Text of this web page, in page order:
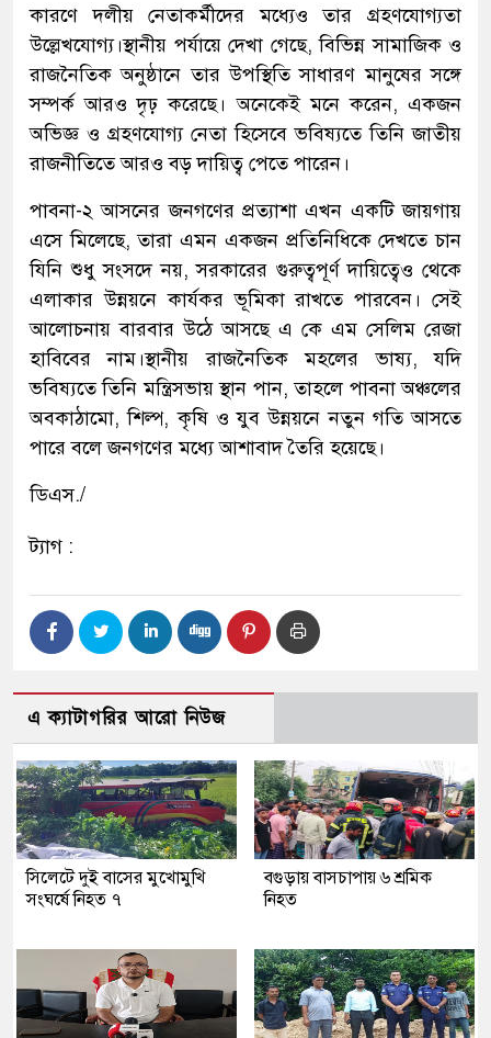
কারণে দলীয় নেতাকর্মীদের মধ্যেও তার গ্রহণযোগ্যতা
উল্লেখযোগ্য।স্থানীয় পর্যায়ে দেখা গেছে, বিভিন্ন সামাজিক ও
রাজনৈতিক অনুষ্ঠানে তার উপস্থিতি সাধারণ মানুষের সঙ্গে
সম্পর্ক আরও দৃঢ় করেছে। অনেকেই মনে করেন, একজন
অভিজ্ঞ ও গ্রহণযোগ্য নেতা হিসেবে ভবিষ্যতে তিনি জাতীয়
রাজনীতিতে আরও বড় দায়িত্ব পেতে পারেন।
পাবনা-২ আসনের জনগণের প্রত্যাশা এখন একটি জায়গায়
এসে মিলেছে, তারা এমন একজন প্রতিনিধিকে দেখতে চান
যিনি শুধু সংসদে নয়, সরকারের গুরুত্বপূর্ণ দায়িত্বেও থেকে
এলাকার উন্নয়নে কার্যকর ভূমিকা রাখতে পারবেন। সেই
আলোচনায় বারবার উঠে আসছে এ কে এম সেলিম রেজা
হাবিবের নাম।স্থানীয় রাজনৈতিক মহলের ভাষ্য, যদি
ভবিষ্যতে তিনি মন্ত্রিসভায় স্থান পান, তাহলে পাবনা অঞ্চলের
অবকাঠামো, শিল্প, কৃষি ও যুব উন্নয়নে নতুন গতি আসতে
পারে বলে জনগণের মধ্যে আশাবাদ তৈরি হয়েছে।
ডিএস./
ট্যাগ :
এ ক্যাটাগরির আরো নিউজ
সিলেটে দুই বাসের মুখোমুখি
সংঘর্ষে নিহত ৭
বগুড়ায় বাসচাপায় ৬ শ্রমিক
নিহত